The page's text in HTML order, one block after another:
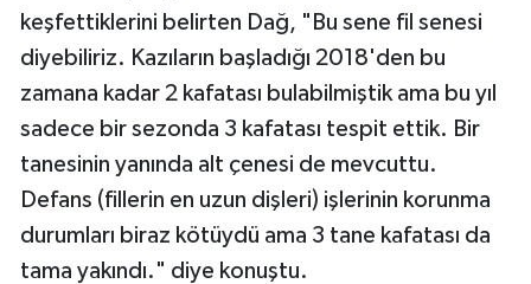
keşfettiklerini belirten Dağ, "Bu sene fil senesi
diyebiliriz. Kazıların başladığı 2018'den bu
zamana kadar 2 kafatası bulabilmiştik ama bu yıl
sadece bir sezonda 3 kafatası tespit ettik. Bir
tanesinin yanında alt çenesi de mevcuttu.
Defans (fillerin en uzun dişleri) işlerinin korunma
durumları biraz kötüydü ama 3 tane kafatası da
tama yakındı." diye konuştu.